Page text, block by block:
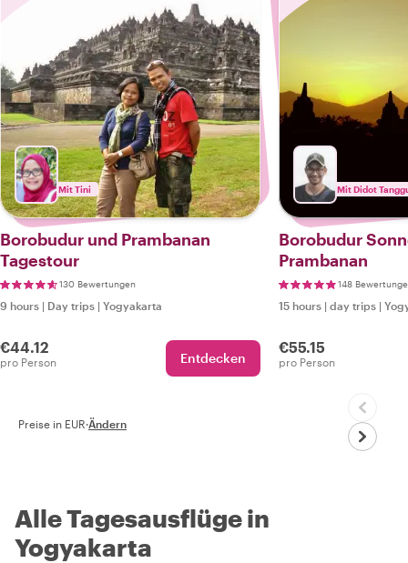
Mit Tini
Borobudur und Prambanan
Tagestour
130 Bewertungen
9 hours | Day trips | Yogyakarta
€44.12
pro Person Entdecken
Mit Didot
Borobudur
Prambanan
148
15 hours | day trips |
€55.15
pro Person
Preise in EUR·Ändern
Alle Tagesausflüge in
Yogyakarta